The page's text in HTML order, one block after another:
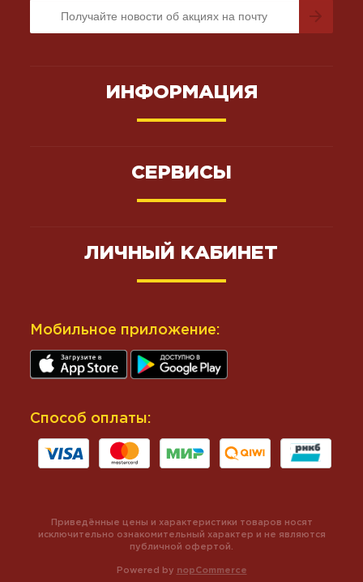
ИНФОРМАЦИЯ
СЕРВИСЫ
ЛИЧНЫЙ КАБИНЕТ
Мобильное приложение:
Способ оплаты:
Powered by nopCommerce
Приведённые цены и характеристики товаров носят
исключительно ознакомительный характер и не являются
публичной офертой.